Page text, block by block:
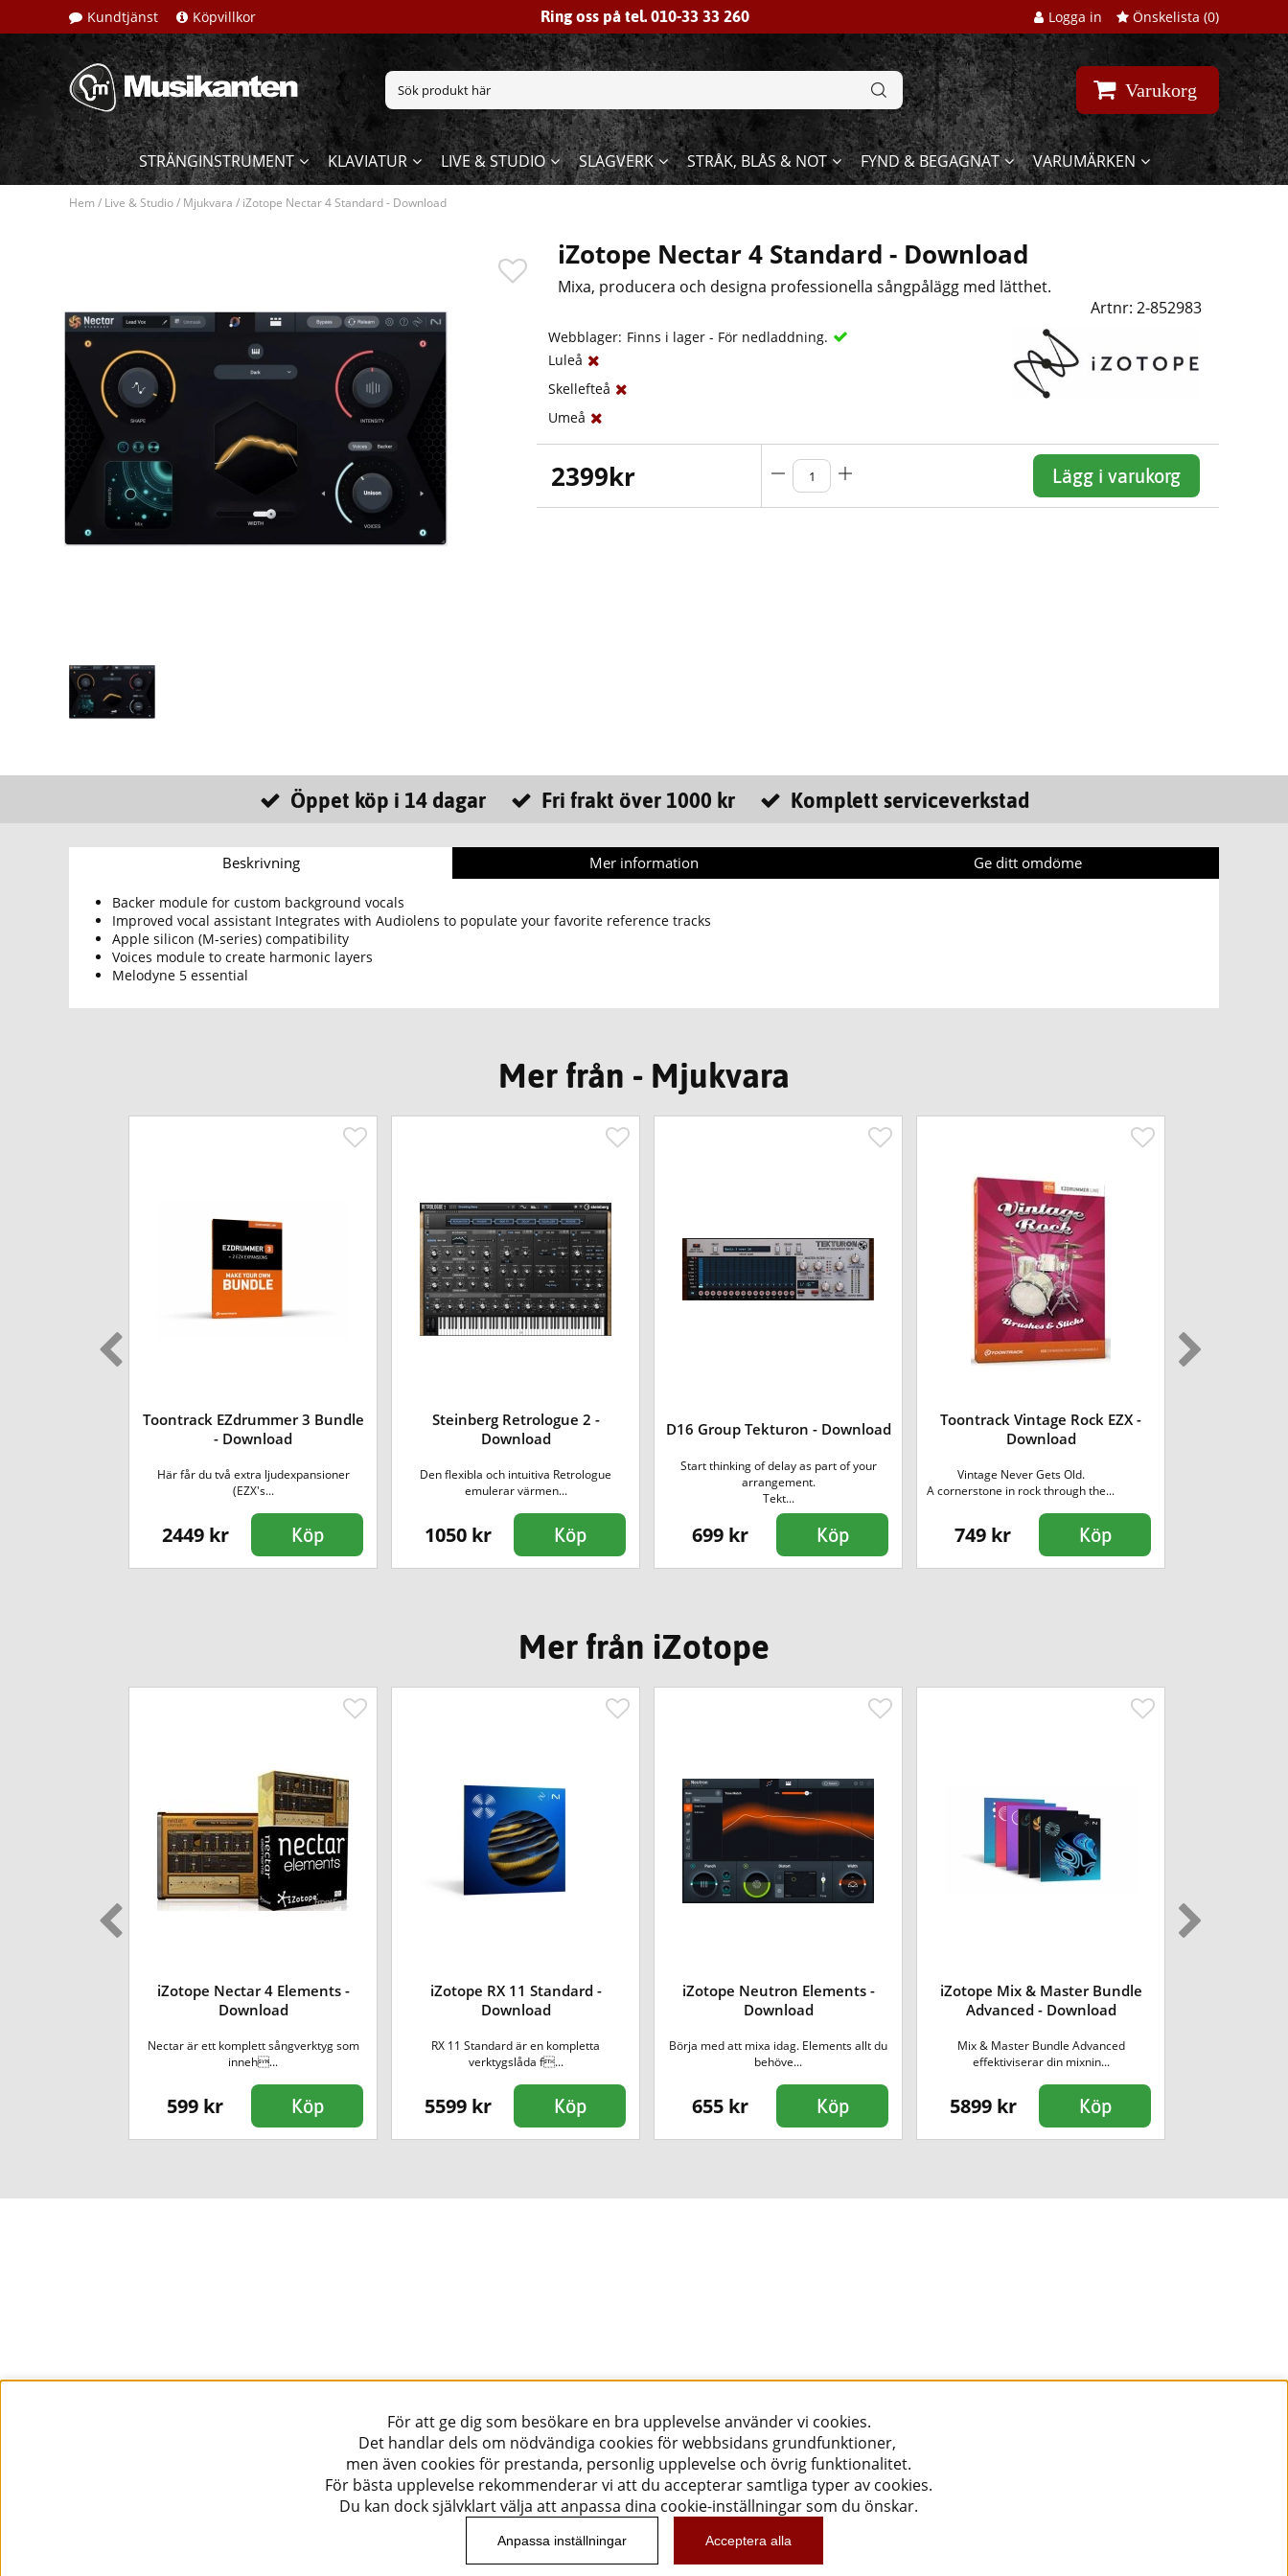
Kundtjänst Köpvillkor Ring oss på tel. 010-33 33 260 Logga in Önskelista (0)
Varukorg
STRÄNGINSTRUMENT KLAVIATUR LIVE & STUDIO SLAGVERK STRÅK, BLÅS & NOT FYND & BEGAGNAT VARUMÄRKEN
Hem / Live & Studio/ Mjukvara / iZotope Nectar 4 Standard - Download
iZotope Nectar 4 Standard - Download
Mixa, producera och designa professionella sångpålägg med lätthet.
Artnr: 2-852983
Webblager: Finns i lager - För nedladdning.
Luleå
Skellefteå
Umeå
2399kr Lägg i varukorg
Öppet köp i 14 dagar Fri frakt över 1000 kr Komplett serviceverkstad
Beskrivning Mer information Ge ditt omdöme
Backer module for custom background vocals
Improved vocal assistant Integrates with Audiolens to populate your favorite reference tracks
Apple silicon (M-series) compatibility
Voices module to create harmonic layers
Melodyne 5 essential
Mer från - Mjukvara
Toontrack EZdrummer 3 Bundle
- Download
Här får du två extra ljudexpansioner
(EZX's...
2449 kr Köp
Steinberg Retrologue 2 -
Download
Den flexibla och intuitiva Retrologue
emulerar värmen...
1050 kr Köp
D16 Group Tekturon - Download
Start thinking of delay as part of your
arrangement.
Tekt...
699 kr Köp
Toontrack Vintage Rock EZX -
Download
Vintage Never Gets Old.
A cornerstone in rock through the...
749 kr Köp
Mer från iZotope
iZotope Nectar 4 Elements -
Download
Nectar är ett komplett sångverktyg som
inneh...
599 kr Köp
iZotope RX 11 Standard -
Download
RX 11 Standard är en kompletta
verktygslåda f...
5599 kr Köp
iZotope Neutron Elements -
Download
Börja med att mixa idag. Elements allt du
behöve...
655 kr Köp
iZotope Mix & Master Bundle
Advanced - Download
Mix & Master Bundle Advanced
effektiviserar din mixnin...
5899 kr Köp
För att ge dig som besökare en bra upplevelse använder vi cookies.
Det handlar dels om nödvändiga cookies för webbsidans grundfunktioner,
men även cookies för prestanda, personlig upplevelse och övrig funktionalitet.
För bästa upplevelse rekommenderar vi att du accepterar samtliga typer av cookies.
Du kan dock självklart välja att anpassa dina cookie-inställningar som du önskar.
Anpassa inställningar Acceptera alla